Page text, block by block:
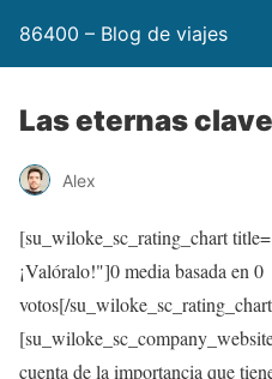
86400 – Blog de viajes
Las eternas
Alex
[su_wiloke_sc_rating_chart
¡Valóralo!"]0media basada en 0
votos[/
cuenta de la importancia que